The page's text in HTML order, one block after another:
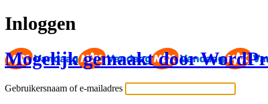
Inloggen
Mogelijk gemaakt door
Gebruikersnaam of e-mailadres